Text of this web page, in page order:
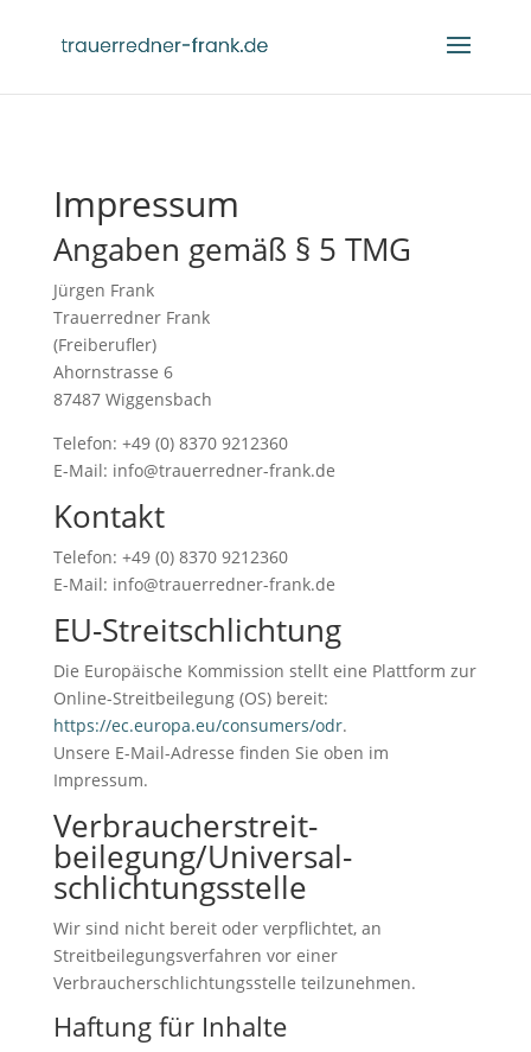
Impressum
Angaben gemäß § 5 TMG
Jürgen Frank
Trauerredner Frank
(Freiberufler)
Ahornstrasse 6
87487 Wiggensbach
Telefon: +49 (0) 8370 9212360
E-Mail: info@trauerredner-frank.de
Kontakt
Telefon: +49 (0) 8370 9212360
E-Mail: info@trauerredner-frank.de
EU-Streitschlichtung
Die Europäische Kommission stellt eine Plattform zur
Online-Streitbeilegung (OS) bereit:
https://ec.europa.eu/consumers/odr.
Unsere E-Mail-Adresse finden Sie oben im
Impressum.
Verbraucher­streit­
beilegung/Universal­
schlichtungs­stelle
Wir sind nicht bereit oder verpflichtet, an
Streitbeilegungsverfahren vor einer
Verbraucherschlichtungsstelle teilzunehmen.
Haftung für Inhalte